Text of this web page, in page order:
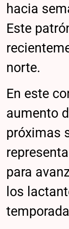
hacia
Este
norte.
En este
aumento
próximas
para
los